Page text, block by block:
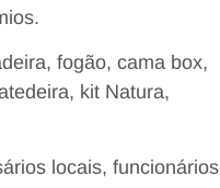
fogão, cama box,
kit Natura,
locais, funcionários